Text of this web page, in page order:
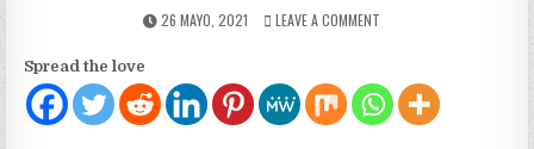
PUBLISHED
26 MAYO, 2021 LEAVE A COMMENTON
DAVID
O
SOLTEROSKY
Spread the love